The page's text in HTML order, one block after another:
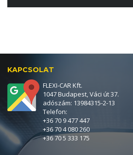
KAPCSOLAT
FLEXI-CAR Kft.
1047 Budapest, Váci út 37.
adószám: 13984315-2-13
Telefon:
+36 70 9 477 447
+36 70 4 080 260
+36 70 5 333 175